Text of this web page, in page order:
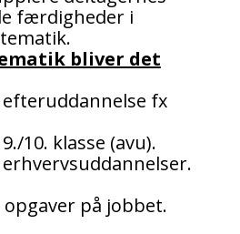
færdigheder i
bliver det
fx
10. klasse (avu).
opgaver på jobbet.